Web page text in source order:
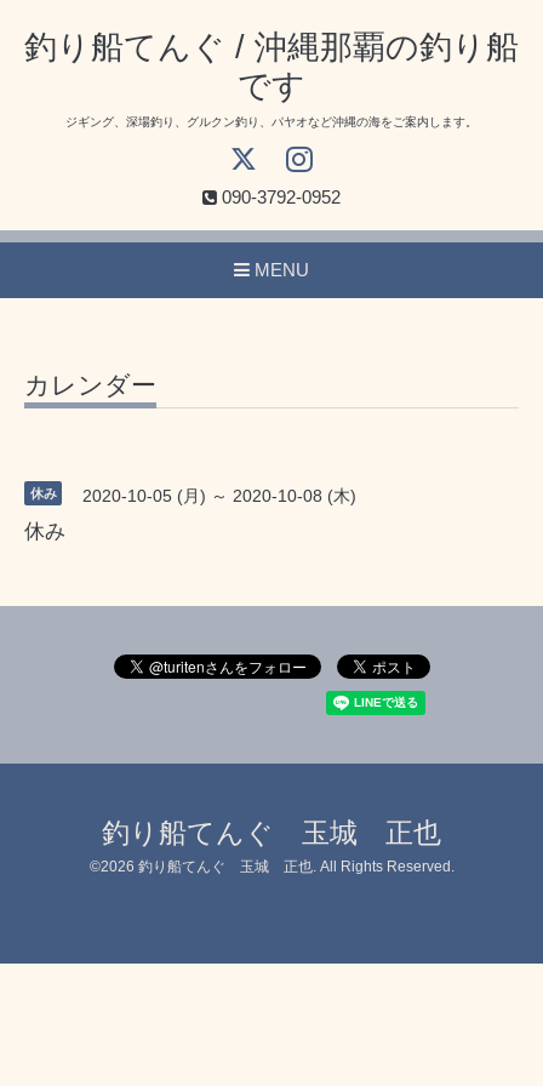
釣り船てんぐ / 沖縄那覇の釣り船
です
ジギング、深場釣り、グルクン釣り、パヤオなど沖縄の海をご案内します。
090-3792-0952
MENU
カレンダー
休み 2020-10-05 (月) ～ 2020-10-08 (木)
休み
釣り船てんぐ 玉城 正也
©2026 釣り船てんぐ 玉城 正也. All Rights Reserved.